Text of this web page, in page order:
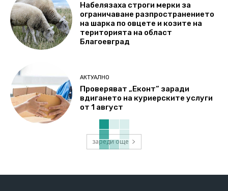
Набелязаха строги мерки за
ограничаване разпространението
на шарка по овцете и козите на
територията на област
Благоевград
АКТУАЛНО
Проверяват „Еконт“ заради
вдигането на куриерските услуги
от 1 август
зареди още